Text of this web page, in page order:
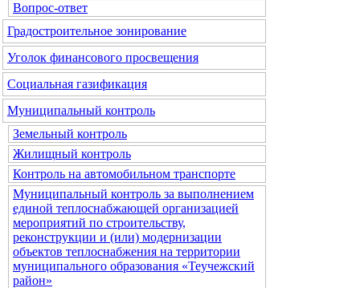
Вопрос-ответ
Градостроительное зонирование
Уголок финансового просвещения
Социальная газификация
Муниципальный контроль
Земельный контроль
Жилищный контроль
Контроль на автомобильном транспорте
Муниципальный контроль за выполнением
единой теплоснабжающей организацией
мероприятий по строительству,
реконструкции и (или) модернизации
объектов теплоснабжения на территории
муниципального образования «Теучежский
район»